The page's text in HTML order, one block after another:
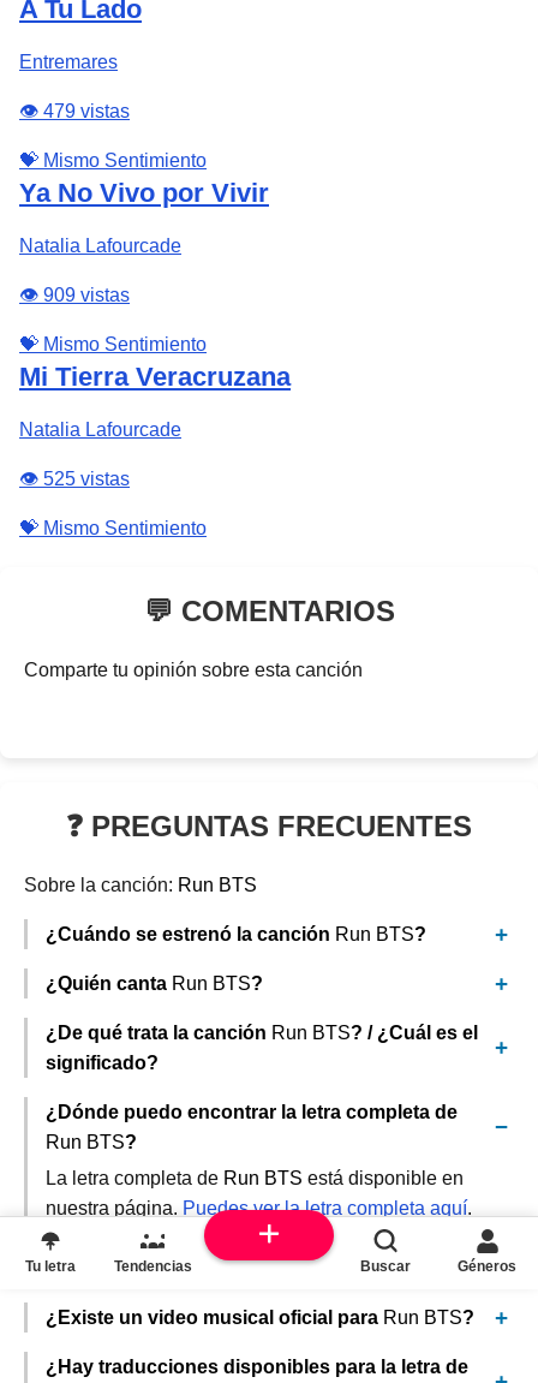
A Tu Lado
Entremares
👁️ 479 vistas
💝 Mismo Sentimiento
Ya No Vivo por Vivir
Natalia Lafourcade
👁️ 909 vistas
💝 Mismo Sentimiento
Mi Tierra Veracruzana
Natalia Lafourcade
👁️ 525 vistas
💝 Mismo Sentimiento
💬 COMENTARIOS
Comparte tu opinión sobre esta canción
❓ PREGUNTAS FRECUENTES
Sobre la canción: Run BTS
¿Cuándo se estrenó la canción Run BTS?
¿Quién canta Run BTS?
¿De qué trata la canción Run BTS? / ¿Cuál es el
significado?
¿Dónde puedo encontrar la letra completa de
Run BTS?
La letra completa de Run BTS está disponible en
nuestra página. Puedes ver la letra completa aquí.
También puedes encontrarla en otras plataformas
como Deemey.com o Musixmatch.
¿Existe un video musical oficial para Run BTS?
¿Hay traducciones disponibles para la letra de
Tu letra Tendencias Buscar Géneros